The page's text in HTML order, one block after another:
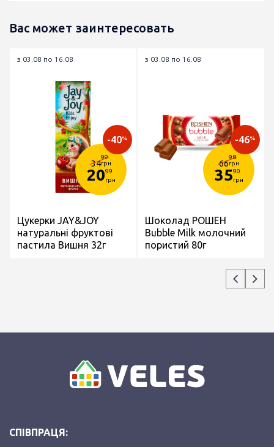
Вас может заинтересовать
з 03.08 по 16.08
34
99
грн
2099
грн
-40%
Цукерки JAY&JOY
натуральні фруктові
пастила Вишня 32г
з 03.08 по 16.08
66
98
грн
3590
грн
-46%
Шоколад РОШЕН
Bubble Milk молочний
пористий 80г
СПІВПРАЦЯ: